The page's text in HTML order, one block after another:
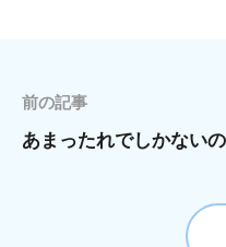
前の記事
あまったれでしかない